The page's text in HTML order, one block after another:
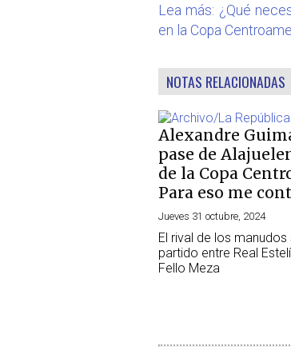
Lea más: ¿Qué
en la Copa
NOTAS RELACIONADAS
Alexandre
pase de
de la Copa
Para eso me
Jueves 31 octubre, 2024
El rival de los manudos
partido entre Real
Fello Meza